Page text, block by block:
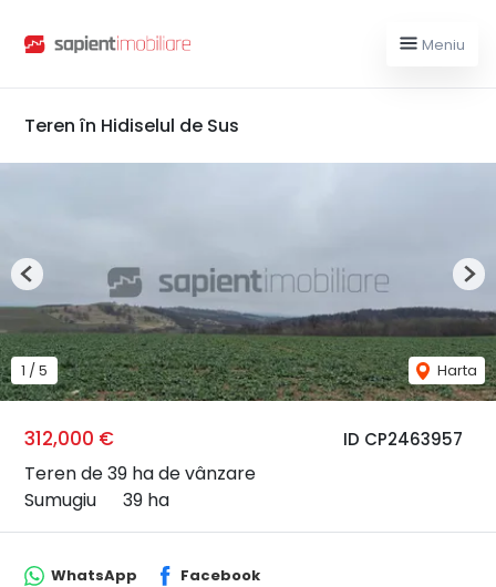
Meniu
Teren în Hidiselul de Sus
ID CP2463957
312,000 €
Teren de 39 ha de vânzare
Sumugiu
39 ha
1 /5 Harta
Previous
WhatsApp Facebook